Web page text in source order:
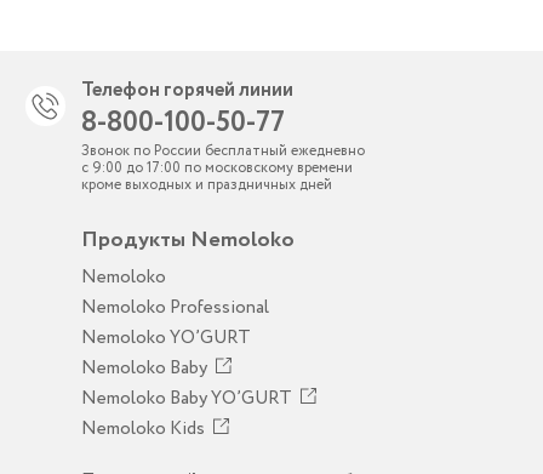
Телефон горячей линии
8-800-100-50-77
Звонок по России бесплатный ежедневно
с 9:00 до 17:00 по московскому времени
кроме выходных и праздничных дней
Продукты Nemoloko
Nemoloko
Nemoloko Professional
Nemoloko YO’GURT
Nemoloko Baby
Nemoloko Baby YO’GURT
Nemoloko Kids